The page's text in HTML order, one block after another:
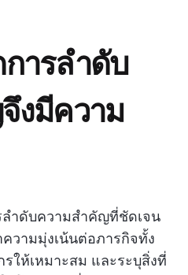
ารลำดับ
งมีความ
ำดับความสำคัญที่ชัดเจน
วามมุ่งเน้นต่อภารกิจทั้ง
ให้เหมาะสม และระบุสิ่งที่